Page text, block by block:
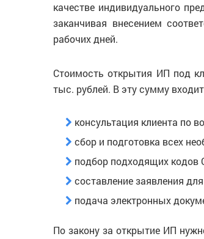
качестве индивидуального
заканчивая внесением
рабочих дней.
Стоимость открытия ИП под
тыс. рублей. В эту сумму
консультация клиента по
сбор и подготовка всех
подбор подходящих
составление заявления
подача электронных
По закону за открытие ИП